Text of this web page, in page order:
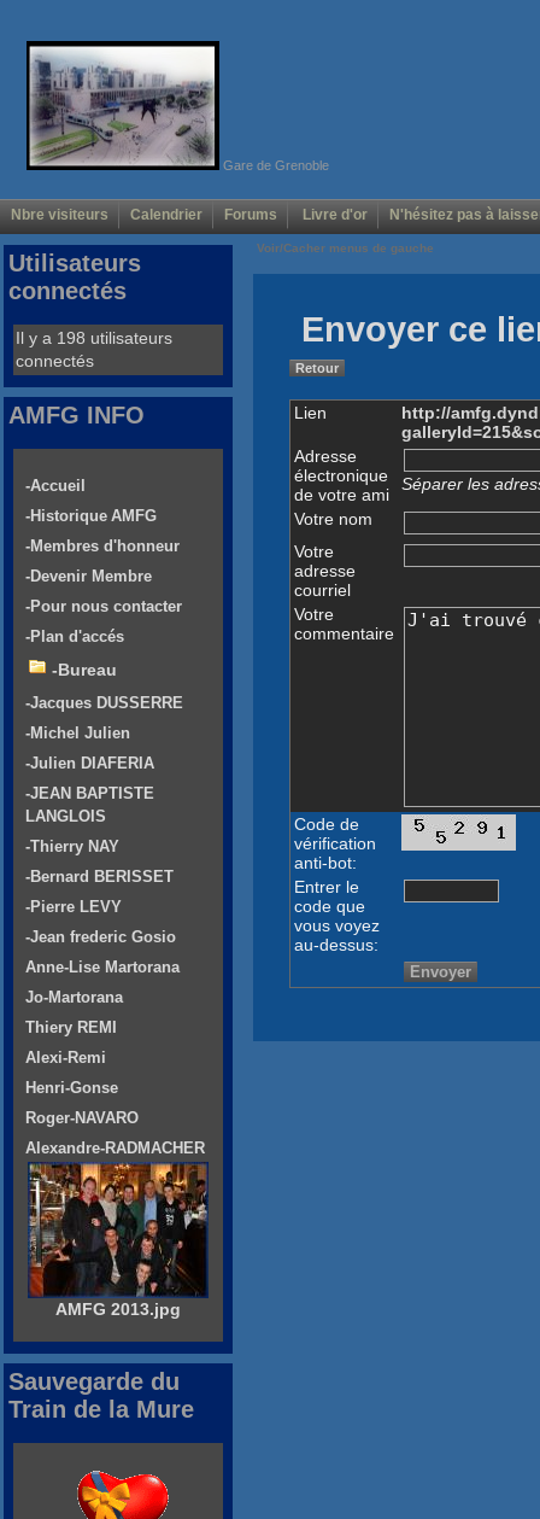
Gare de Grenoble
Nbre visiteurs Calendrier Forums Livre d'or N'hésitez pas à
Voir/Cacher menus de gauche
Envoyer ce
Retour
Lien
http://
Adresse
électronique
de votre ami
Séparer les
Votre nom
Votre
adresse
courriel
Votre
commentaire
Code de
vérification
anti-bot:
Entrer le
code que
vous voyez
au-dessus:
Utilisateurs
connectés
Il y a 198 utilisateurs
connectés
AMFG INFO
-Accueil
-Historique AMFG
-Membres d'honneur
-Devenir Membre
-Pour nous contacter
-Plan d'accés
-Bureau
-Jacques DUSSERRE
-Michel Julien
-Julien DIAFERIA
-JEAN BAPTISTE
LANGLOIS
-Thierry NAY
-Bernard BERISSET
-Pierre LEVY
-Jean frederic Gosio
Anne-Lise Martorana
Jo-Martorana
Thiery REMI
Alexi-Remi
Henri-Gonse
Roger-NAVARO
Alexandre-RADMACHER
AMFG 2013.jpg
Sauvegarde du
Train de la Mure